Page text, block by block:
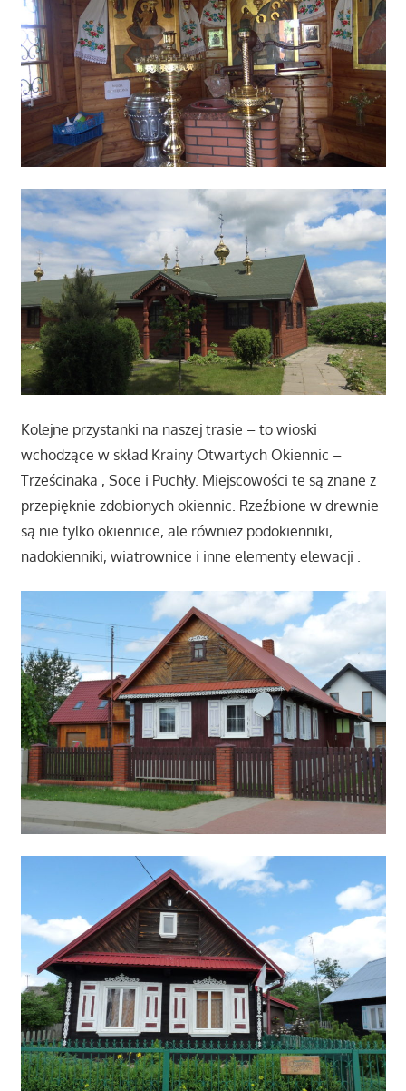
Kolejne przystanki na naszej trasie – to wioski
wchodzące w skład Krainy Otwartych Okiennic –
Trześcinaka , Soce i Puchły. Miejscowości te są znane z
przepięknie zdobionych okiennic. Rzeźbione w drewnie
są nie tylko okiennice, ale również podokienniki,
nadokienniki, wiatrownice i inne elementy elewacji .